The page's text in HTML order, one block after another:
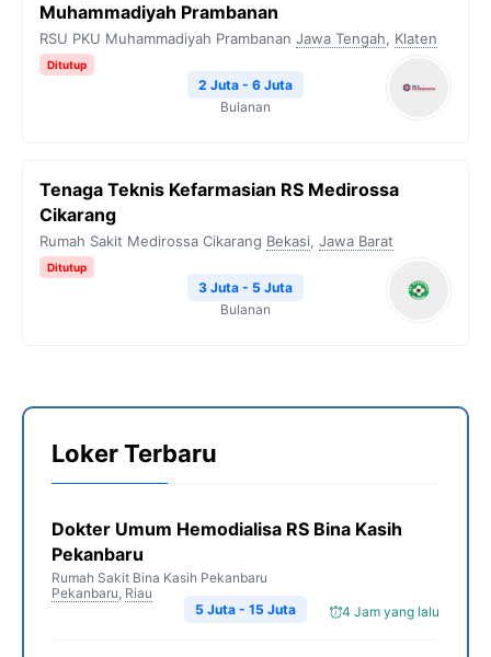
Muhammadiyah Prambanan
RSU PKU Muhammadiyah Prambanan Jawa Tengah, Klaten
Ditutup
2 Juta - 6 Juta
Bulanan
Tenaga Teknis Kefarmasian RS Medirossa
Cikarang
Rumah Sakit Medirossa Cikarang Bekasi, Jawa Barat
Ditutup
3 Juta - 5 Juta
Bulanan
Loker Terbaru
Dokter Umum Hemodialisa RS Bina Kasih
Pekanbaru
Rumah Sakit Bina Kasih Pekanbaru
Pekanbaru, Riau
4 Jam yang lalu
5 Juta - 15 Juta